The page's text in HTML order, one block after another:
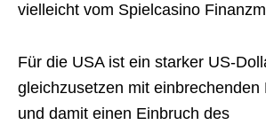
vielleicht vom Spielcasino
Für die USA ist ein starker US-
gleichzusetzen mit einbrechenden
und damit einen Einbruch des